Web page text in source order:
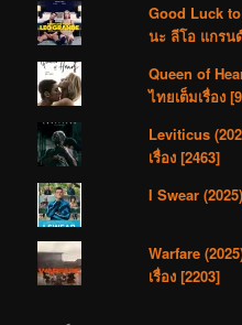
Good Luck
นะ ลีโอ แกรน
Queen of
ไทยเต็มเรื่อง
Leviticus
เรื่อง [2463]
I Swear
Warfare
เรื่อง [2203]